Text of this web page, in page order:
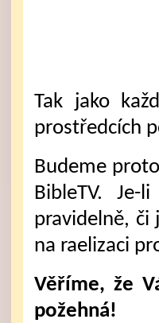
Tak jako
prostředcích
Budeme
BibleTV. Je-
pravidelně, či
na raelizaci
Věříme, že
požehná!